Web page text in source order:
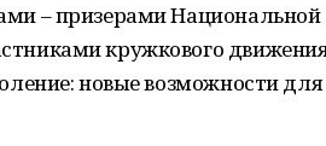
– призерами Национальной
кружкового
новые возможности для